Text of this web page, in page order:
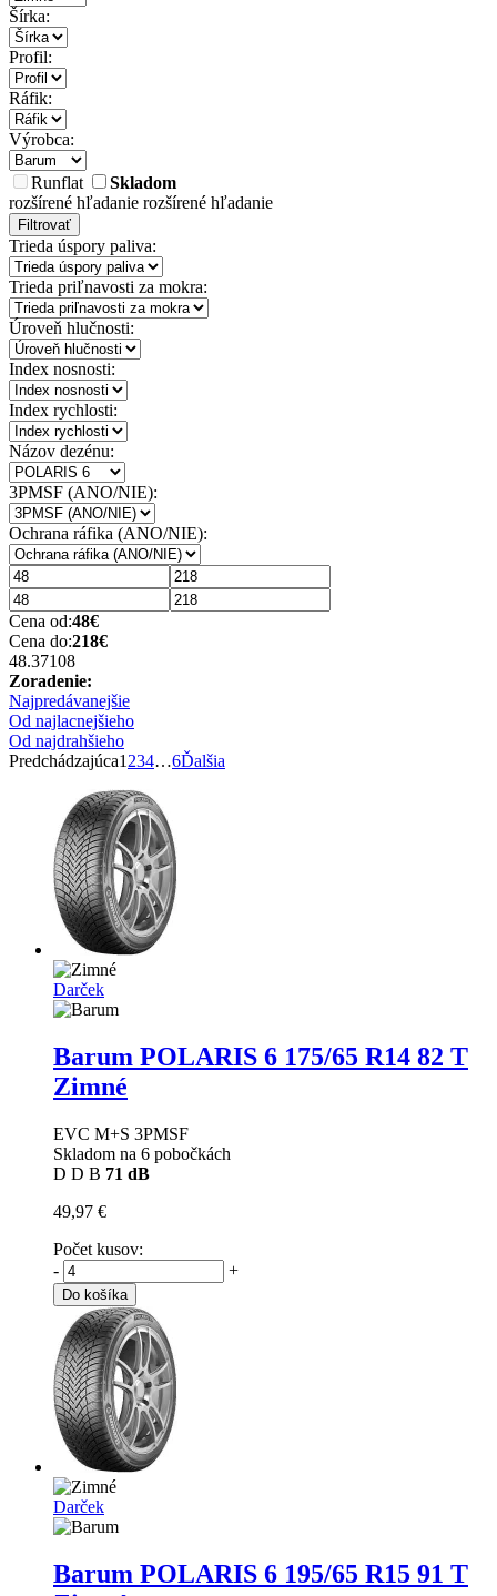
Šírka:
Profil:
Ráfik:
Výrobca:
Runflat
Skladom
rozšírené hľadanie rozšírené hľadanie
Filtrovať
Trieda úspory paliva:
Trieda priľnavosti za mokra:
Úroveň hlučnosti:
Index nosnosti:
Index rychlosti:
Názov dezénu:
3PMSF (ANO/NIE):
Ochrana ráfika (ANO/NIE):
Cena od:48€
Cena do:218€
48.37108
Zoradenie:
Najpredávanejšie
Od najlacnejšieho
Od najdrahšieho
Predchádzajúca1 234…6Ďalšia
Darček
Barum POLARIS 6 175/65 R14 82 T
Zimné
EVC M+S 3PMSF
Skladom na 6 pobočkách
D D B 71 dB
49,97 €
Počet kusov:
-
+
Do košíka
Darček
Barum POLARIS 6 195/65 R15 91 T